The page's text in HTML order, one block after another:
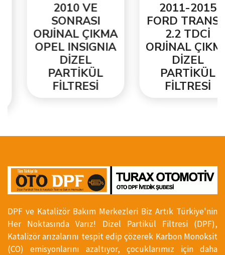
2010 VE
SONRASI
ORJİNAL ÇIKMA
OPEL INSIGNIA
DİZEL
PARTİKÜL
FİLTRESİ
2011-2015
FORD TRANSİT
2.2 TDCİ
ORJİNAL ÇIKMA
DİZEL
PARTİKÜL
FİLTRESİ
DPF ve Katalizör Bakım Merkezleri Biz Artık Türkiye'nin
Her Noktasında Varız! Dizel Partikül Filtresi (DPF),
Katalizör arızalarını tespit edip çözerek Karbon Monoksit
(CO) emisyonlarını azaltıyor, çocuklarımız için daha